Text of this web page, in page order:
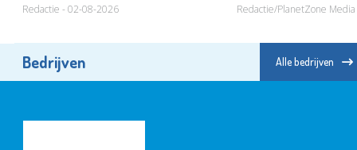
Redactie - 02-08-2026 Redactie/PlanetZone
Bedrijven Alle bedrijven